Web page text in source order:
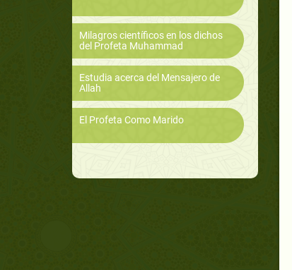
Milagros científicos en los dichos
del Profeta Muhammad
Estudia acerca del Mensajero de
Allah
El Profeta Como Marido